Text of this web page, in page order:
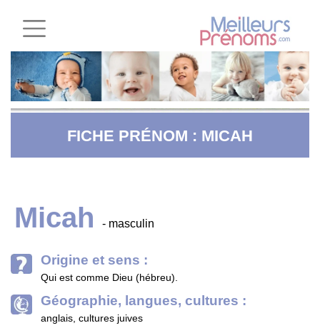
FICHE PRÉNOM : MICAH
Micah - masculin
Origine et sens :
Qui est comme Dieu (hébreu).
Géographie, langues, cultures :
anglais, cultures juives